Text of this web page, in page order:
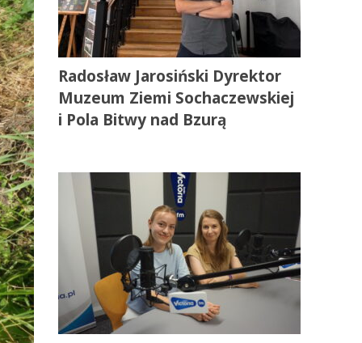
Radosław Jarosiński Dyrektor
Muzeum Ziemi Sochaczewskiej
i Pola Bitwy nad Bzurą